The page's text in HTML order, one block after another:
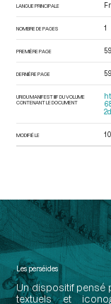
LANGUE PRINCIPALE
NOMBRE DE PAGES 1
PREMIÈRE PAGE
DERNIÈRE PAGE
URI DU MANIFEST IIIF DU VOLUME
CONTENANT LE DOCUMENT
MODIFIÉ LE
Les perséides
Un dispositif pensé
textuels et